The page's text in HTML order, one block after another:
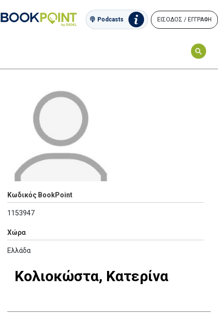
Podcasts ΕΙΣΟΔΟΣ / ΕΓΓΡΑΦΗ
Κωδικός BookPoint
1153947
Χώρα
Ελλάδα
Κολιοκώστα, Κατερίνα